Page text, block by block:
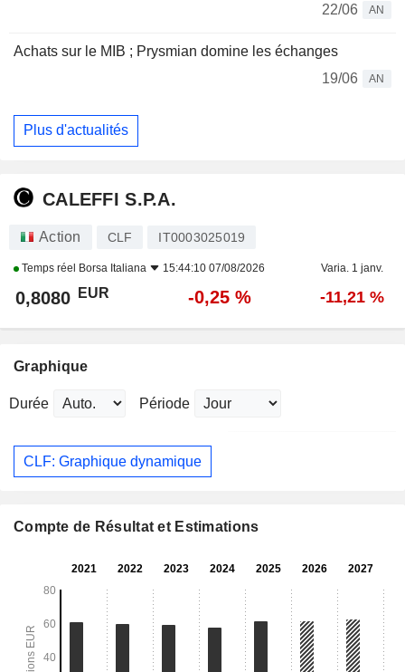
22/06
AN
Achats sur le MIB ; Prysmian domine les échanges
19/06
AN
Plus d'actualités
CALEFFI S.P.A.
Action CLF IT0003025019
Temps réel Borsa Italiana 15:44:10 07/08/2026 Varia. 1 janv.
0,8080 EUR -0,25 % -11,21 %
Graphique
Durée Période
CLF: Graphique dynamique
Compte de Résultat et Estimations